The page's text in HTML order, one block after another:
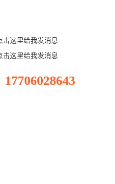
17706028643